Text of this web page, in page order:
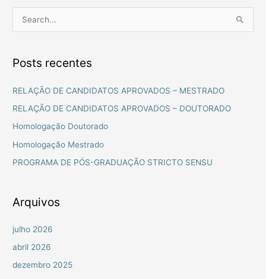
q
u
r
p
r
Posts recentes
RELAÇÃO DE CANDIDATOS APROVADOS – MESTRADO
RELAÇÃO DE CANDIDATOS APROVADOS – DOUTORADO
Homologação Doutorado
Homologação Mestrado
PROGRAMA DE PÓS-GRADUAÇÃO STRICTO SENSU
Arquivos
julho 2026
abril 2026
dezembro 2025